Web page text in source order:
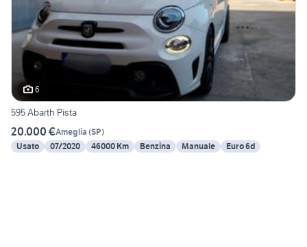
6
595 Abarth Pista
20.000 €Ameglia (SP)
Usato
07/2020 46000 Km Benzina Manuale Euro 6d